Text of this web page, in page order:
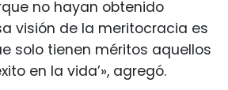
no hayan obtenido
visión de la meritocracia es
solo tienen méritos aquellos
en la vida’», agregó.